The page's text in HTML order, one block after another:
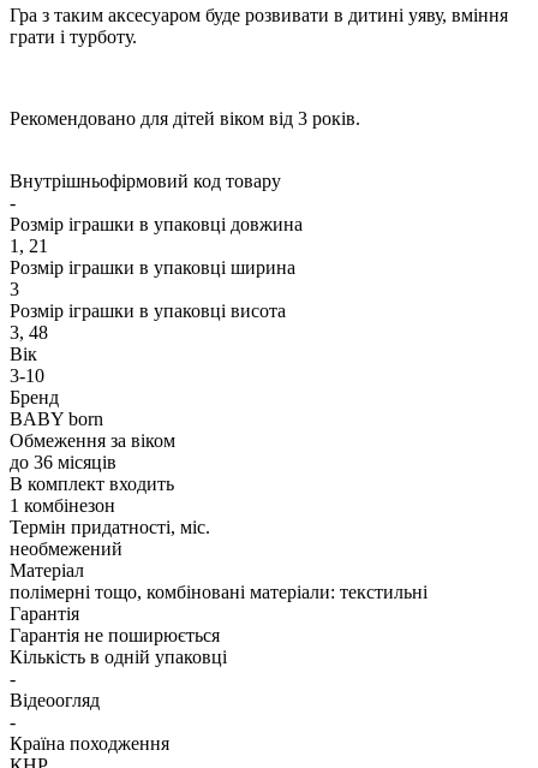
Гра з таким аксесуаром буде розвивати в дитині уяву, вміння
грати і турботу.
Рекомендовано для дітей віком від 3 років.
Внутрішньофірмовий код товару
-
Розмір іграшки в упаковці довжина
1, 21
Розмір іграшки в упаковці ширина
3
Розмір іграшки в упаковці висота
3, 48
Вік
3-10
Бренд
BABY born
Обмеження за віком
до 36 місяців
В комплект входить
1 комбінезон
Термін придатності, міс.
необмежений
Матеріал
полімерні тощо, комбіновані матеріали: текстильні
Гарантія
Гарантія не поширюється
Кількість в одній упаковці
-
Відеоогляд
-
Країна походження